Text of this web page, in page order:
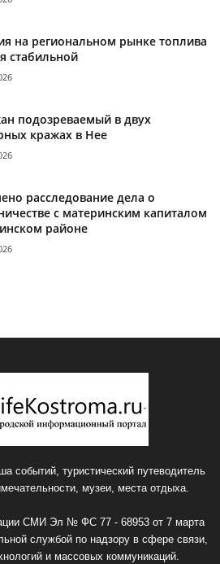
на региональном рынке топлива
стабильной
подозреваемый в двух
кражах в Нее
расследование дела о
с материнским капиталом
районе
событий, туристический путеводитель
музеи, места отдыха.
СМИ Эл № ФС 77 - 68953 от 7 марта
службой по надзору в сфере связи,
и массовых коммуникаций.